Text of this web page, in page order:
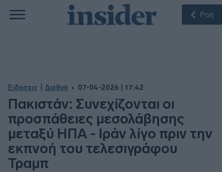
Ροή
Ειδήσεις Διεθνή 07-04-2026 | 17:42
Πακιστάν: Συνεχίζονται οι
προσπάθειες μεσολάβησης
μεταξύ ΗΠΑ - Ιράν λίγο πριν την
εκπνοή του τελεσιγράφου
Τραμπ